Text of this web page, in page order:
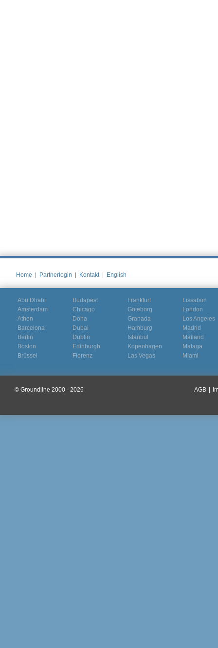
Home Partnerlogin Kontakt English
Abu Dhabi
Amsterdam
Athen
Barcelona
Berlin
Boston
Brüssel
Budapest
Chicago
Doha
Dubai
Dublin
Edinburgh
Florenz
Frankfurt
Göteborg
Granada
Hamburg
Istanbul
Kopenhagen
Las Vegas
Lissabon
London
Los Angeles
Madrid
Mailand
Malaga
Miami
© Groundline 2000 - 2026 AGB